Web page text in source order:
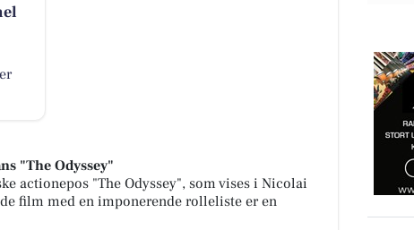
"The Odyssey"
actionepos "The Odyssey", som vises i Nicolai
film med en imponerende rolleliste er en